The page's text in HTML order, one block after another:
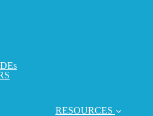
RESOURCES